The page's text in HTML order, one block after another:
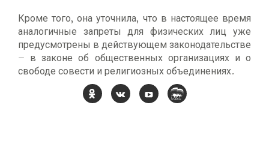
Кроме того, она уточнила, что в настоящее время
аналогичные запреты для физических лиц уже
предусмотрены в действующем законодательстве
– в законе об общественных организациях и о
свободе совести и религиозных объединениях.